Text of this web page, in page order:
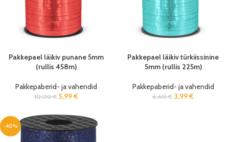
Pakkepael läikiv punane 5mm
(rullis 458m)
Pakkepaberid- ja vahendid
10,00€ 5,99€
Pakkepael läikiv türkiissinine
5mm (rullis 225m)
Pakkepaberid- ja vahendid
6,60€ 3,99€
-40%